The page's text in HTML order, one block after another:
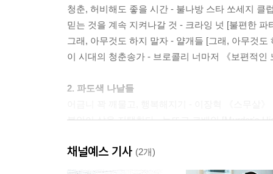
청춘, 허비해도 좋을 시간 - 불나방 스타 쏘세지 클
믿는 것을 계속 지켜나갈 것 - 크라잉 넛 [불편한 파
그래, 아무것도 하지 말자 - 얄개들 [그래, 아무것도
이 시대의 청춘송가 - 브로콜리 너마저 《보편적인
2. 파도색 나날들
불안이 삶을 지탱한다 - 눈뜨고 코베인 [Murder's
몸에 새겨진 시대의 감수성 - 샤이니 《JoJo》
노스탤지어, 어쩌면 그것은 농담 - UV [집행유예]
채널예스 기사 (2개)